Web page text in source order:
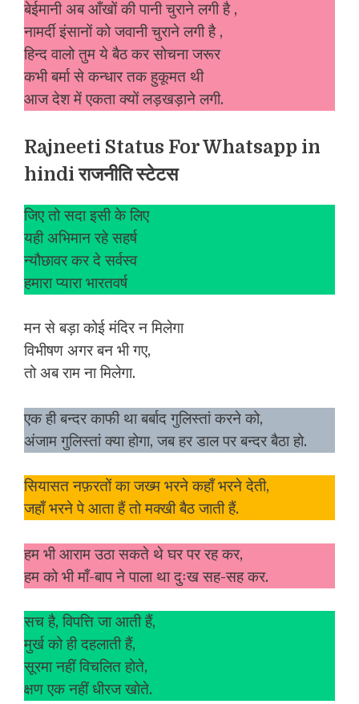
बेईमानी अब आँखों की पानी चुराने लगी है ,
नामर्दी इंसानों को जवानी चुराने लगी है ,
हिन्द वालो तुम ये बैठ कर सोचना जरूर
कभी बर्मा से कन्धार तक हुकूमत थी
आज देश में एकता क्यों लड़खड़ाने लगी.
Rajneeti Status For Whatsapp in
hindi राजनीति स्टेटस
जिए तो सदा इसी के लिए
यही अभिमान रहे सहर्ष
न्यौछावर कर दे सर्वस्व
हमारा प्यारा भारतवर्ष
मन से बड़ा कोई मंदिर न मिलेगा
विभीषण अगर बन भी गए,
तो अब राम ना मिलेगा.
एक ही बन्दर काफी था बर्बाद गुलिस्तां करने को,
अंजाम गुलिस्तां क्या होगा, जब हर डाल पर बन्दर बैठा हो.
सियासत नफ़रतों का जख्म भरने कहाँ भरने देती,
जहाँ भरने पे आता हैं तो मक्खी बैठ जाती हैं.
हम भी आराम उठा सकते थे घर पर रह कर,
हम को भी माँ-बाप ने पाला था दुःख सह-सह कर.
सच है, विपत्ति जा आती हैं,
मुर्ख को ही दहलाती हैं,
सूरमा नहीं विचलित होते,
क्षण एक नहीं धीरज खोते.